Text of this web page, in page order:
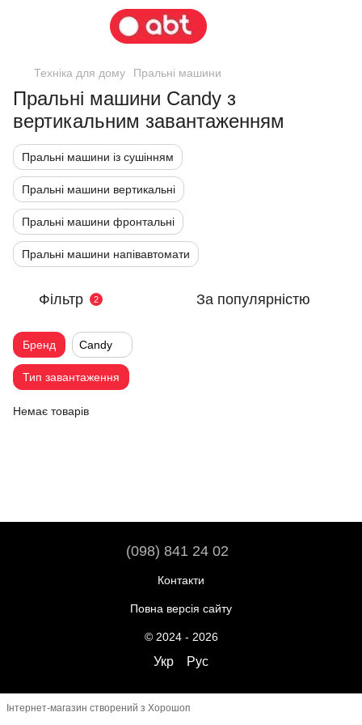
Техніка для дому Пральні машини
Пральні машини Candy з
вертикальним завантаженням
Пральні машини із сушінням
Пральні машини вертикальні
Пральні машини фронтальні
Пральні машини напівавтомати
Фільтр 2 За популярністю
Бренд Candy
Тип завантаження
Немає товарів
(098) 841 24 02
Контакти
Повна версія сайту
© 2024 - 2026
Укр Рус
Інтернет-магазин створений з Хорошоп